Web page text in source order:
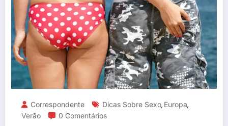
Correspondente Dicas Sobre Sexo, Europa,
Verão
0 Comentários